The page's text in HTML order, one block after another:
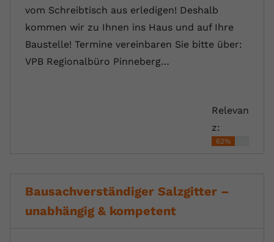
vom Schreibtisch aus erledigen! Deshalb
kommen wir zu Ihnen ins Haus und auf Ihre
Baustelle! Termine vereinbaren Sie bitte über:
VPB Regionalbüro Pinneberg…
Relevan
z:
62%
Bausachverständiger Salzgitter –
unabhängig & kompetent